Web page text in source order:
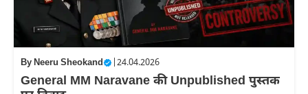
ByNeeru Sheokand 24.04.2026
General MM Naravane की Unpublished पुस्तक